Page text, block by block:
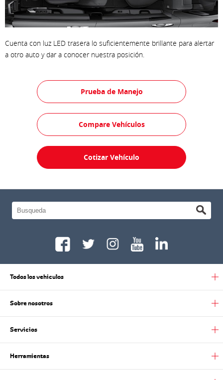
Cuenta con luz LED trasera lo suficientemente brillante para alertar
a otro auto y dar a conocer nuestra posición.
Prueba de Manejo
Compare Vehículos
Cotizar Vehículo
Todos los vehiculos
Sobre nosotros
Servicios
Herramientas